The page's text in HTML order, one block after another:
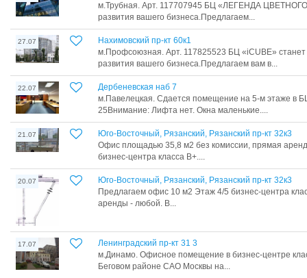
м.Трубная. Арт. 117707945 БЦ «ЛЕГЕНДА
развития вашего бизнеса.Предлагаем...
27.07
Нахимовский пр-кт 60к1
м.Профсоюзная. Арт. 117825523 БЦ «iCUBE»
развития вашего бизнеса.Предлагаем вам в...
22.07
Дербеневская наб 7
м.Павелецкая. Сдается помещение на 5-м этаже в
25Внимание: Лифта нет. Окна маленькие....
21.07
Юго-Восточный, Рязанский, Рязанский пр-кт 32к3
Офис площадью 35,8 м2 без комиссии, прямая
бизнес-центра класса В+....
20.07
Юго-Восточный, Рязанский, Рязанский пр-кт 32к3
Предлагаем офис 10 м2 Этаж 4/5 бизнес-центра
аренды - любой. В...
17.07
Ленинградский пр-кт 31 3
м.Динамо. Офисное помещение в бизнес-центре
Беговом районе САО Москвы на...